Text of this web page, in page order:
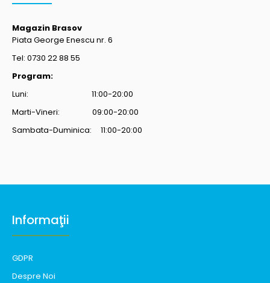
Magazin Brasov
Piata George Enescu nr. 6
Tel: 0730 22 88 55
Program:
Luni: 11:00-20:00
Marti-Vineri: 09:00-20:00
Sambata-Duminica: 11:00-20:00
Informaţii
GDPR
Despre Noi